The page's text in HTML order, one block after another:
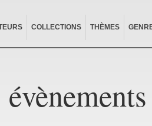
COLLECTIONS THÈMES